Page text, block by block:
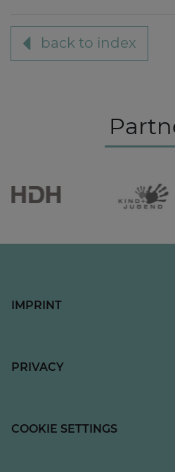
back to index
IMPRINT
PRIVACY
COOKIE SETTINGS